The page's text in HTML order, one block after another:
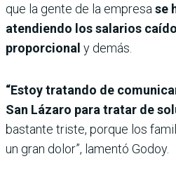
que la gente de la empresa se
atendiendo los salarios
proporcional y demás.
“Estoy tratando de
San Lázaro para tratar de
bastante triste, porque los
un gran dolor”, lamentó Godoy.